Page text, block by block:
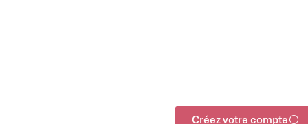
Créez votre compte